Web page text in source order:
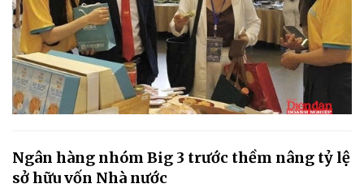
Ngân hàng nhóm Big 3 trước thềm nâng tỷ lệ
sở hữu vốn Nhà nước